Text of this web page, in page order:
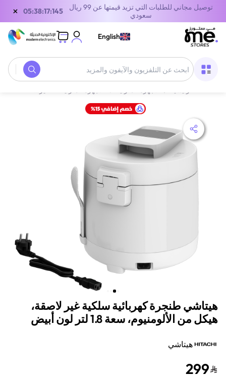
توصيل مجاني للطلبات التي تزيد قيمتها عن 99 ريال
سعودي
05:38:17:145
×
English
هيتاشي طنجرة كهربائية سلكية غير لاصقة،
هيكل من الألومنيوم، سعة 1.8 لتر لون أبيض
هيتاشي
299